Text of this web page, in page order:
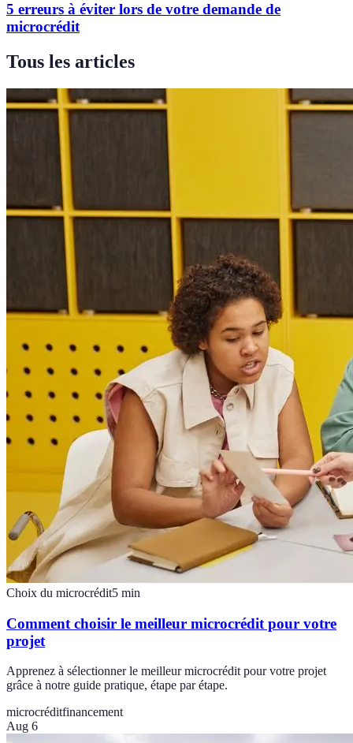
5 erreurs à éviter lors de votre demande de
microcrédit
Tous les articles
Choix du microcrédit5 min
Comment choisir le meilleur microcrédit pour votre
projet
Apprenez à sélectionner le meilleur microcrédit pour votre projet
grâce à notre guide pratique, étape par étape.
microcréditfinancement
Aug 6